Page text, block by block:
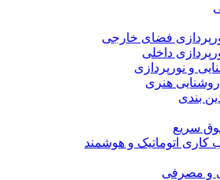
فضای خارجی
داخلی
و نورپردازی
روشنایی هنری
بندی
سریع
اتوماتیک و هوشمند
و مصرفی